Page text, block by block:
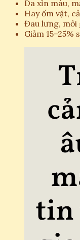
Da xỉn màu,
Hay ốm vặt,
Đau lưng, mỏi
Giảm 15–25%